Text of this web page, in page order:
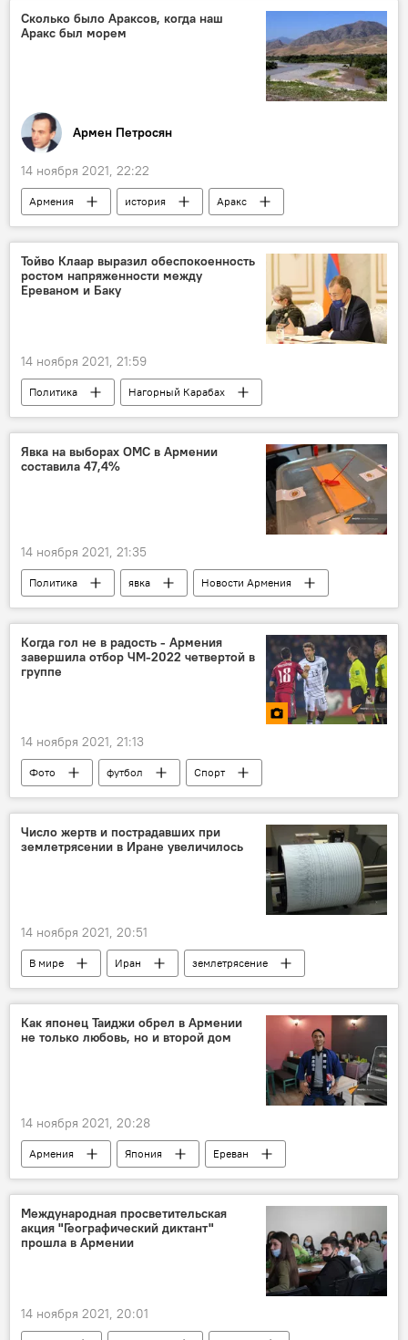
Сколько было Араксов, когда наш
Аракс был морем
Армен Петросян
14 ноября 2021, 22:22
Армения история
Аракс
Колумнисты
легенда
Тойво Клаар выразил обеспокоенность
ростом напряженности между
Ереваном и Баку
14 ноября 2021, 21:59
Политика
Нагорный Карабах
спецпредставитель
Новости Армения
Явка на выборах ОМС в Армении
составила 47,4%
14 ноября 2021, 21:35
Политика явка
Новости Армения
выборы
Когда гол не в радость - Армения
завершила отбор ЧМ-2022 четвертой в
группе
14 ноября 2021, 21:13
Фото футбол Спорт
Число жертв и пострадавших при
землетрясении в Иране увеличилось
14 ноября 2021, 20:51
В мире Иран землетрясение
Как японец Таиджи обрел в Армении
не только любовь, но и второй дом
14 ноября 2021, 20:28
Армения Япония
Ереван
ресторан
кухня
Международная просветительская
акция "Географический диктант"
прошла в Армении
14 ноября 2021, 20:01